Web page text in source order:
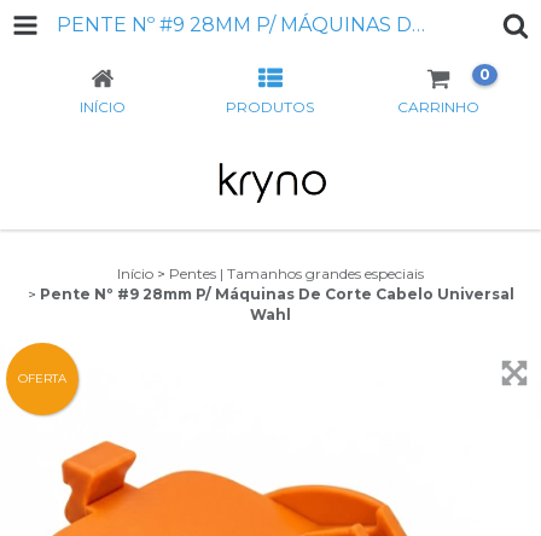
PENTE Nº #9 28MM P/ MÁQUINAS DE CORTE CABELO UNIVERSAL WAHL
INÍCIO PRODUTOS CARRINHO
0
Início > Pentes | Tamanhos grandes especiais
> Pente Nº #9 28mm P/ Máquinas De Corte Cabelo Universal
Wahl
OFERTA